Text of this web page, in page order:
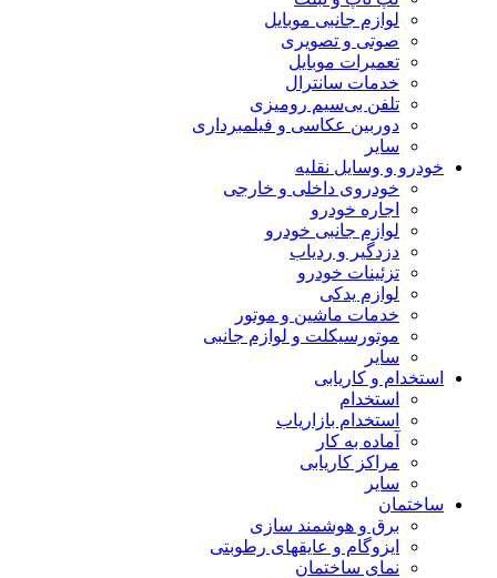
لوازم جانبی موبایل
صوتی و تصویری
تعمیرات موبایل
خدمات سانترال
تلفن بی‌سیم رومیزی
دوربین عکاسی و فیلمبرداری
سایر
خودرو و وسایل نقلیه
خودروی داخلی و خارجی
اجاره خودرو
لوازم جانبی خودرو
دزدگیر و ردیاب
تزئینات خودرو
لوازم یدکی
خدمات ماشین و موتور
موتورسیکلت و لوازم جانبی
سایر
استخدام و کاریابی
استخدام
استخدام بازاریاب
آماده به کار
مراکز کاریابی
سایر
ساختمان
برق و هوشمند سازی
ایزوگام و عایقهای رطوبتی
نمای ساختمان